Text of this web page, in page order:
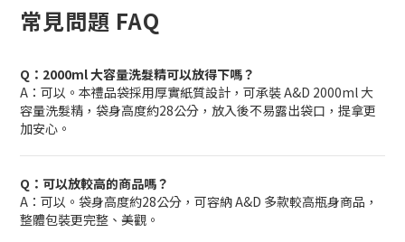
常見問題 FAQ
Q：2000ml 大容量洗髮精可以放得下嗎？
A：可以。本禮品袋採用厚實紙質設計，可承裝 A&D 2000ml 大
容量洗髮精，袋身高度約28公分，放入後不易露出袋口，提拿更
加安心。
Q：可以放較高的商品嗎？
A：可以。袋身高度約28公分，可容納 A&D 多款較高瓶身商品，
整體包裝更完整、美觀。